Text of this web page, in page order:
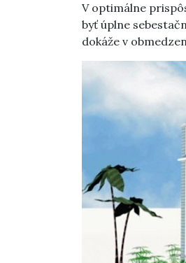
V optimálne
byť úplne
dokáže v